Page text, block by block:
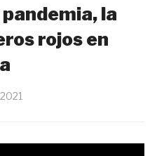
la
rojos en